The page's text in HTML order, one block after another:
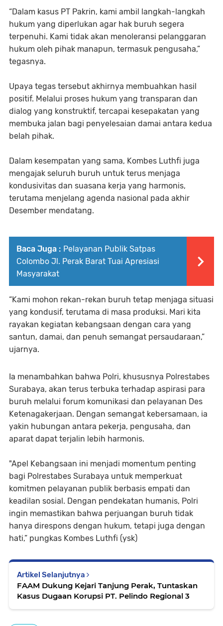
“Dalam kasus PT Pakrin, kami ambil langkah-langkah
hukum yang diperlukan agar hak buruh segera
terpenuhi. Kami tidak akan menoleransi pelanggaran
hukum oleh pihak manapun, termasuk pengusaha,”
tegasnya.
Upaya tegas tersebut akhirnya membuahkan hasil
positif. Melalui proses hukum yang transparan dan
dialog yang konstruktif, tercapai kesepakatan yang
membuka jalan bagi penyelesaian damai antara kedua
belah pihak.
Dalam kesempatan yang sama, Kombes Luthfi juga
mengajak seluruh buruh untuk terus menjaga
kondusivitas dan suasana kerja yang harmonis,
terutama menjelang agenda nasional pada akhir
Desember mendatang.
Baca Juga : Pelayanan Publik Satpas
Colombo Jl. Perak Barat Tuai Apresiasi
Masyarakat
“Kami mohon rekan-rekan buruh tetap menjaga situasi
yang kondusif, terutama di masa produksi. Mari kita
rayakan kegiatan kebangsaan dengan cara yang
santun, damai, dan penuh semangat persaudaraan,”
ujarnya.
Ia menambahkan bahwa Polri, khususnya Polrestabes
Surabaya, akan terus terbuka terhadap aspirasi para
buruh melalui forum komunikasi dan pelayanan Des
Ketenagakerjaan. Dengan semangat kebersamaan, ia
yakin hubungan antara pekerja, pengusaha, dan
aparat dapat terjalin lebih harmonis.
"Apel Kebangsaan ini menjadi momentum penting
bagi Polrestabes Surabaya untuk memperkuat
komitmen pelayanan publik berbasis empati dan
keadilan sosial. Dengan pendekatan humanis, Polri
ingin memastikan bahwa perjuangan buruh tidak
hanya direspons dengan hukum, tetapi juga dengan
hati,” pungkas Kombes Luthfi (ysk)
Artikel Selanjutnya
FAAM Dukung Kejari Tanjung Perak, Tuntaskan
Kasus Dugaan Korupsi PT. Pelindo Regional 3